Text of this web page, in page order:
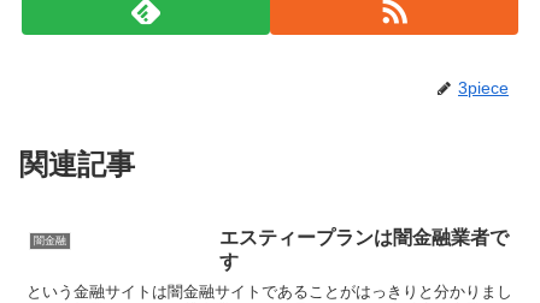
3piece
関連記事
闇金融
エスティープランは闇金融業者で
す
という金融サイトは闇金融サイトであることがはっきりと分かりまし